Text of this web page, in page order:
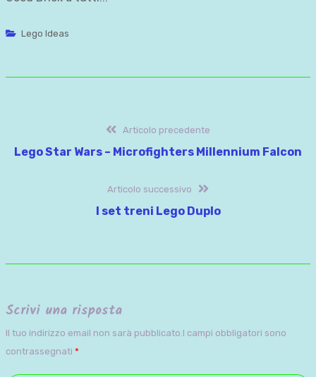
Lego Ideas
articoli
Articolo precedenteArticolo
precedente:
Lego Star Wars – Microfighters Millennium Falcon
Articolo successivo
Articolo
successivo:
I set treni Lego Duplo
Scrivi una risposta
Il tuo indirizzo email non sarà pubblicato.I campi obbligatori sono
contrassegnati *